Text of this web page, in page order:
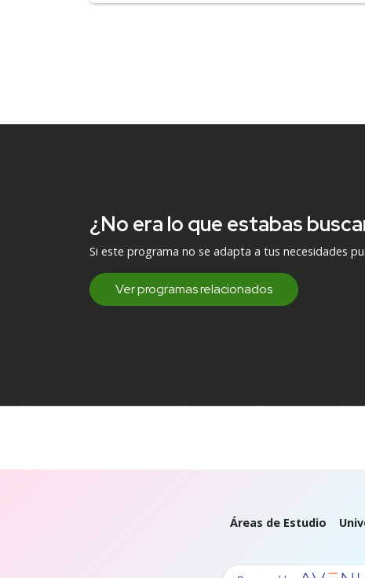
¿No era lo que estabas
Si este programa no se adapta a tus necesidades
Ver programas relacionados
Áreas de Estudio